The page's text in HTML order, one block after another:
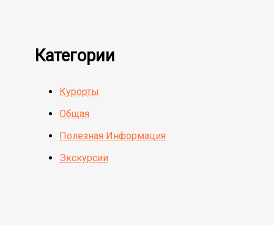
Категории
Курорты
Общая
Полезная Информация
Экскурсии